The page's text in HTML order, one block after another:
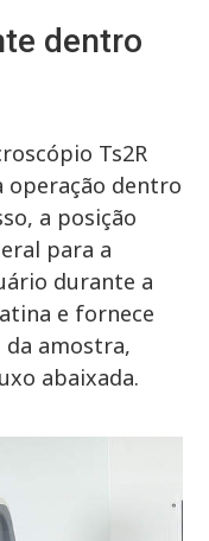
dentro
Ts2R
operação dentro
a posição
para a
durante a
e fornece
amostra,
abaixada.